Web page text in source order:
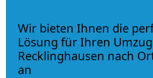
Wir bieten Ihnen die
Lösung für Ihren
Recklinghausen nach
an